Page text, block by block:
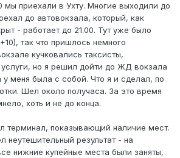
мы приехали в Ухту. Многие выходили до
до автовокзала, который, как
- работает до 21.00. Тут уже было
так что пришлось немного
кучковались таксисты,
но я решил дойти до ЖД вокзала
меня была с собой. Что я и сделал, по
Шел около получаса. За это время
хоть и не до конца.
терминал, показывающий наличие мест.
неутешительный результат - на
нижние купейные места были заняты,